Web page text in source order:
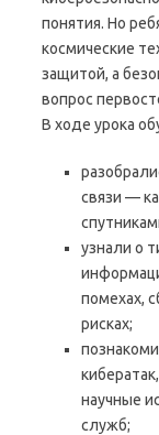
понятия. Но
космические
защитой, а
вопрос
В ходе урока
связи —
узнали о
помехах,
рисках;
научные
служб;